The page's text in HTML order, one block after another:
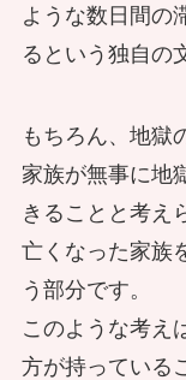
ような数日間の
るという独自の
もちろん、地獄
家族が無事に地
きることと考え
亡くなった家族
う部分です。
このような考え
方が持っている